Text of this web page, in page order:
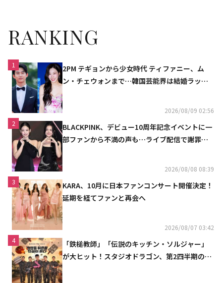
RANKING
1
2PM テギョンから少女時代 ティファニー、ム
ン・チェウォンまで…韓国芸能界は結婚ラッシ
2026/08/09 02:56
2
BLACKPINK、デビュー10周年記念イベントに一
部ファンから不満の声も…ライブ配信で謝罪
2026/08/08 08:39
3
KARA、10月に日本ファンコンサート開催決定！
延期を経てファンと再会へ
2026/08/07 03:42
4
「鉄槌教師」「伝説のキッチン・ソルジャー」
が大ヒット！スタジオドラゴン、第2四半期の売